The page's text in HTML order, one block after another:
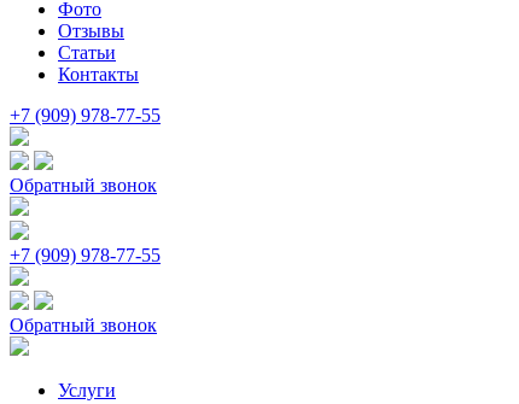
Фото
Отзывы
Статьи
Контакты
+7 (909) 978-77-55
Обратный звонок
+7 (909) 978-77-55
Обратный звонок
Услуги